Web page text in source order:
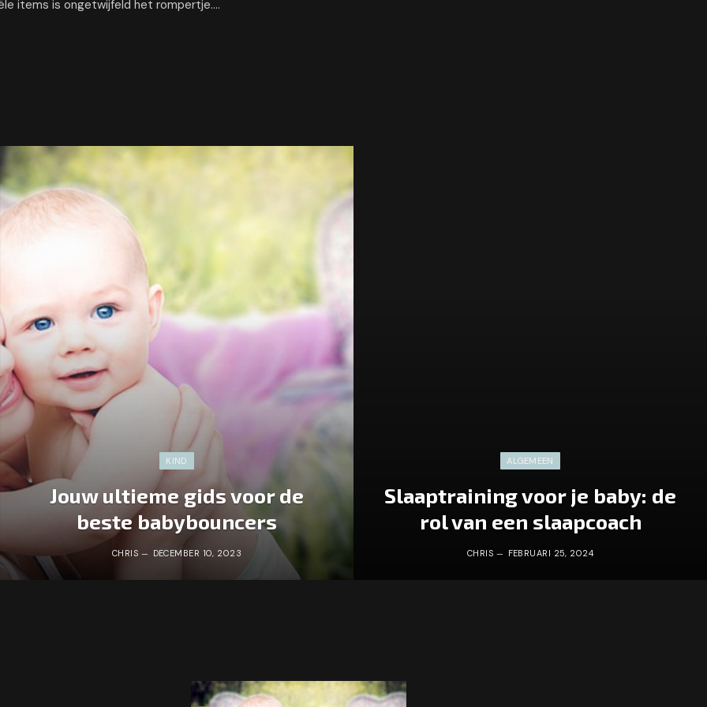
items is ongetwijfeld het rompertje.…
KIND
Jouw ultieme gids voor de
beste babybouncers
CHRIS DECEMBER 10, 2023
ALGEMEEN
Slaaptraining voor je baby: de
rol van een slaapcoach
CHRIS FEBRUARI 25, 2024